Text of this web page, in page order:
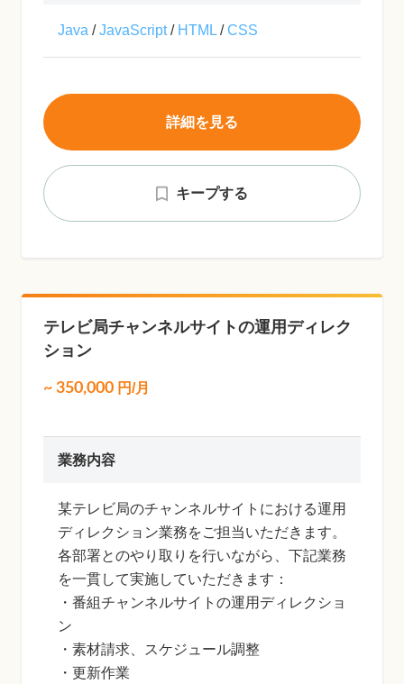
Java /JavaScript/ HTML /CSS
キープする
詳細を見る
テレビ局チャンネルサイトの運用ディレク
ション
~ 350,000 円/月
業務内容
某テレビ局のチャンネルサイトにおける運用
ディレクション業務をご担当いただきます。
各部署とのやり取りを行いながら、下記業務
を一貫して実施していただきます：
・番組チャンネルサイトの運用ディレクショ
ン
・素材請求、スケジュール調整
・更新作業